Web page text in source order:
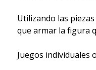
Utilizando las
que armar la figura
Juegos individuales